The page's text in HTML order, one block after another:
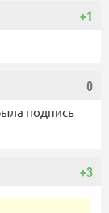
+1
0
подпись
+3